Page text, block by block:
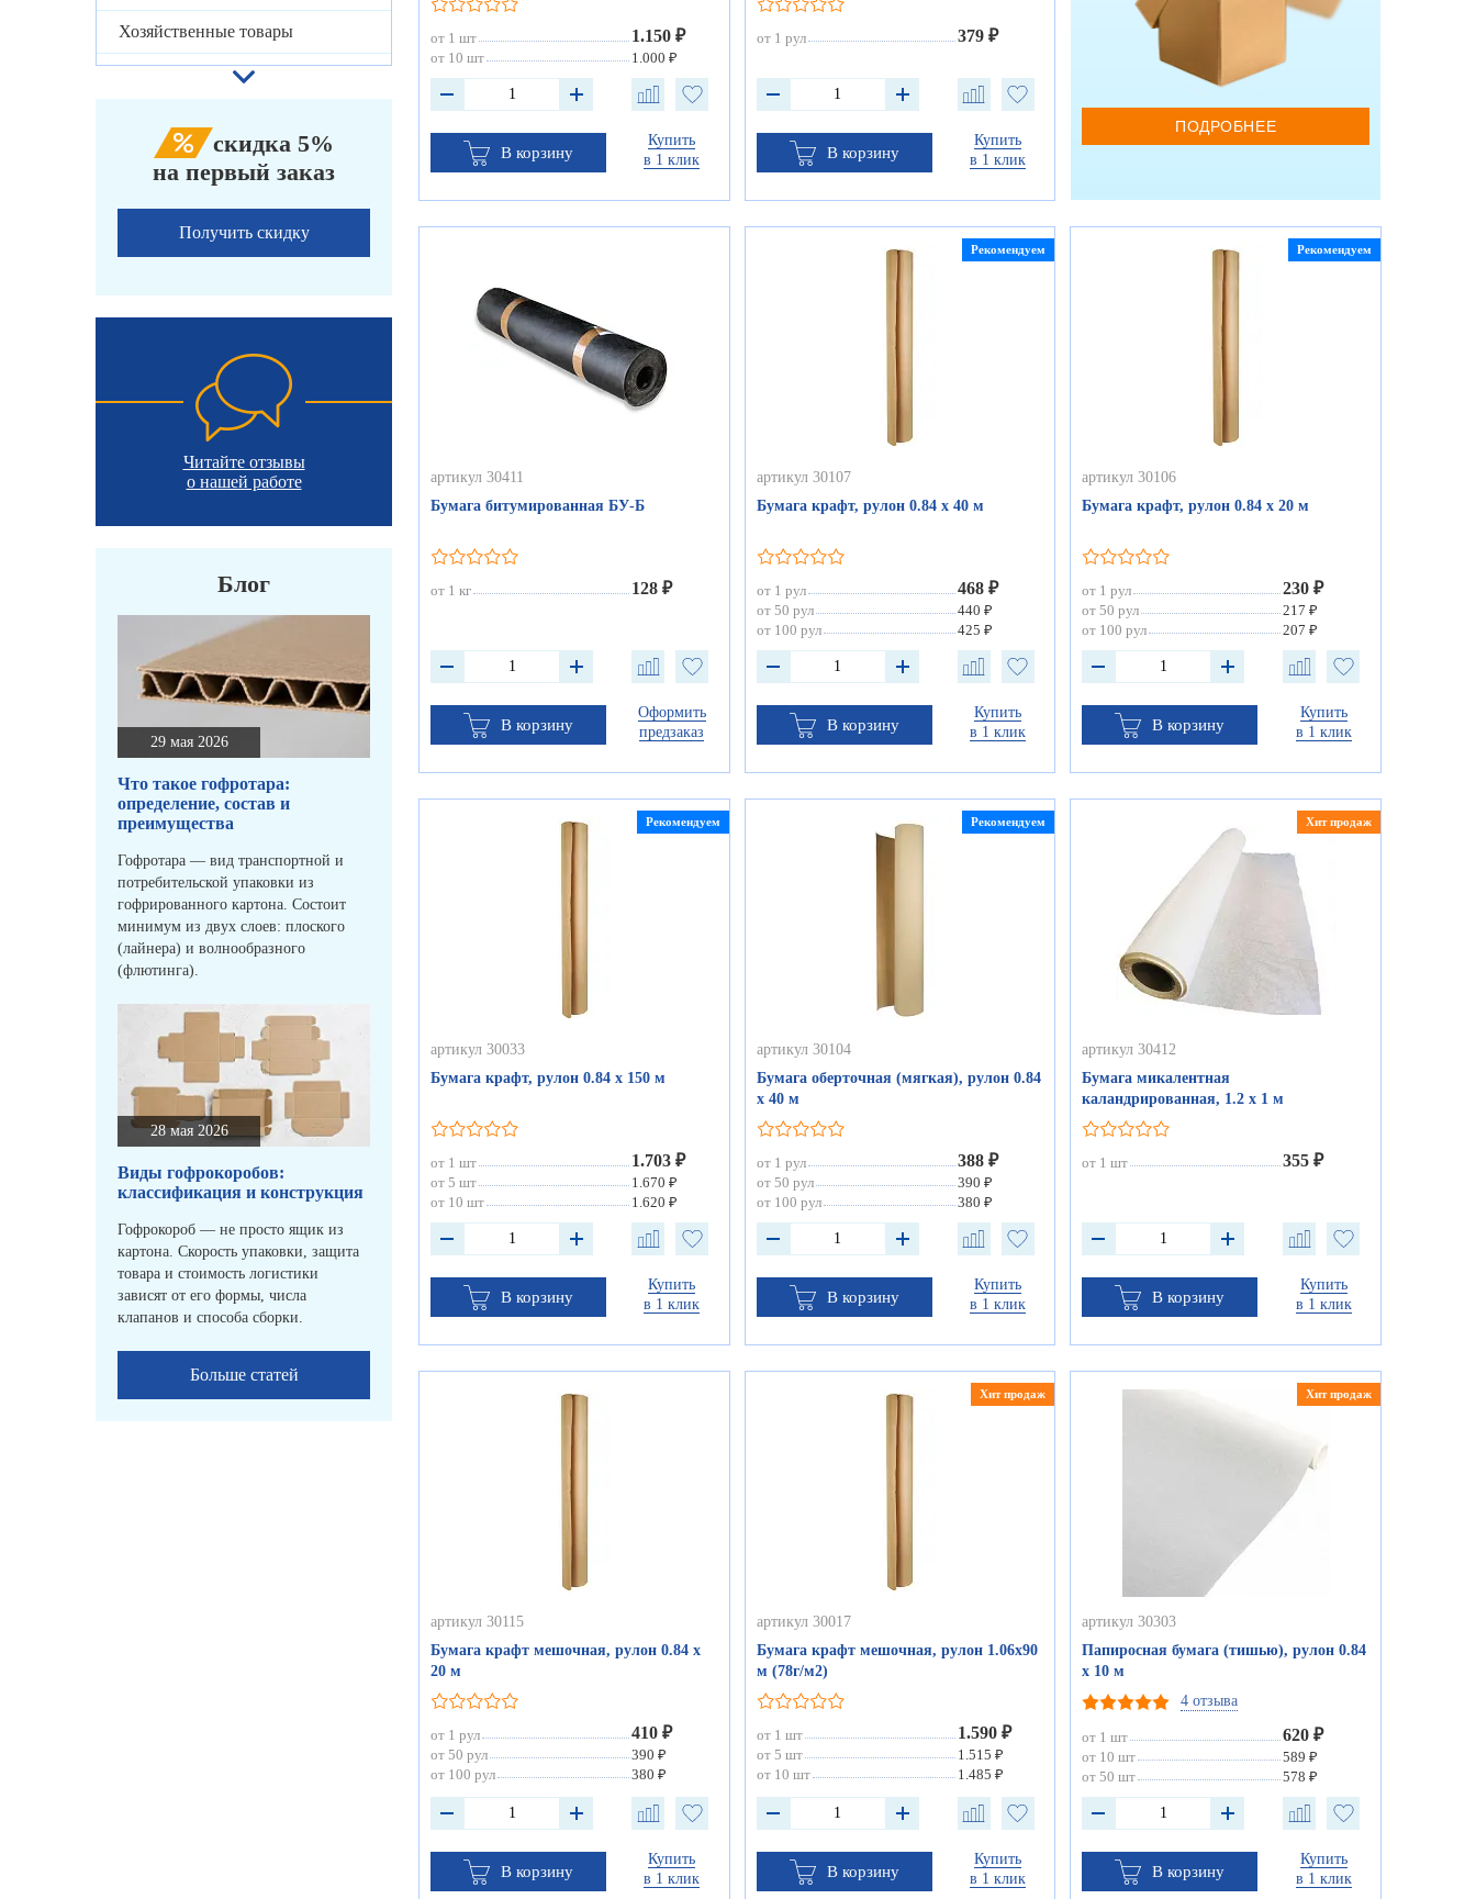
Хозяйственные товары
скидка 5%
на первый заказ
Получить скидку
Читайте отзывы
о нашей работе
Блог
29 мая 2026
Что такое гофротара:
определение, состав и
преимущества
Гофротара — вид транспортной и
потребительской упаковки из
гофрированного картона. Состоит
минимум из двух слоев: плоского
(лайнера) и волнообразного
(флютинга).
28 мая 2026
Виды гофрокоробов:
классификация и конструкция
Гофрокороб — не просто ящик из
картона. Скорость упаковки, защита
товара и стоимость логистики
зависят от его формы, числа
клапанов и способа сборки.
Больше статей
от 1 шт 1.150 ₽
от 10 шт 1.000 ₽
В корзину
Купить
в 1 клик
от 1 рул 379 ₽
В корзину
Купить
в 1 клик
ПОДРОБНЕЕ
артикул 30411
Бумага битумированная БУ-Б
от 1 кг 128 ₽
В корзину
Оформить
предзаказ
Рекомендуем
артикул 30107
Бумага крафт, рулон 0.84 х 40 м
от 1 рул 468 ₽
от 50 рул
440 ₽
от 100 рул
425 ₽
В корзину
Купить
в 1 клик
Рекомендуем
артикул 30106
Бумага крафт, рулон 0.84 х 20 м
от 1 рул 230 ₽
от 50 рул
217 ₽
от 100 рул
207 ₽
В корзину
Купить
в 1 клик
Рекомендуем
артикул 30033
Бумага крафт, рулон 0.84 х 150 м
от 1 шт 1.703 ₽
от 5 шт
1.670 ₽
от 10 шт
1.620 ₽
В корзину
Купить
в 1 клик
Рекомендуем
артикул 30104
Бумага оберточная (мягкая), рулон 0.84
х 40 м
от 1 рул 388 ₽
от 50 рул
390 ₽
от 100 рул
380 ₽
В корзину
Купить
в 1 клик
Хит продаж
артикул 30412
Бумага микалентная
каландрированная, 1.2 х 1 м
от 1 шт 355 ₽
В корзину
Купить
в 1 клик
артикул 30115
Бумага крафт мешочная, рулон 0.84 х
20 м
от 1 рул 410 ₽
от 50 рул
390 ₽
от 100 рул
380 ₽
В корзину
Купить
в 1 клик
Хит продаж
артикул 30017
Бумага крафт мешочная, рулон 1.06х90
м (78г/м2)
от 1 шт 1.590 ₽
от 5 шт
1.515 ₽
от 10 шт
1.485 ₽
В корзину
Купить
в 1 клик
Хит продаж
артикул 30303
Папиросная бумага (тишью), рулон 0.84
х 10 м
4 отзыва
от 1 шт 620 ₽
от 10 шт
589 ₽
от 50 шт
578 ₽
В корзину
Купить
в 1 клик